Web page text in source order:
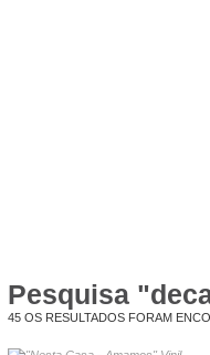
Pesquisa
45 OS RESULTADOS FORAM